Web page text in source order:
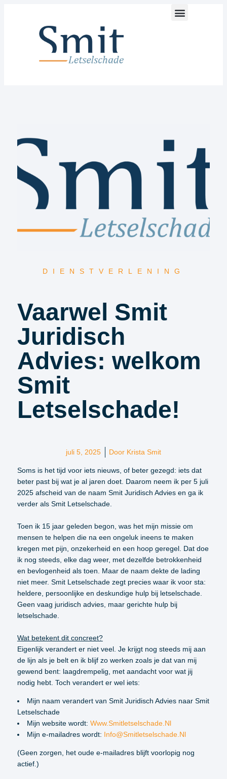
DIENSTVERLENING
Vaarwel Smit
Juridisch
Advies: welkom
Smit
Letselschade!
juli 5, 2025 Door Krista Smit
Soms is het tijd voor iets nieuws, of beter gezegd: iets dat
beter past bij wat je al jaren doet. Daarom neem ik per 5 juli
2025 afscheid van de naam Smit Juridisch Advies en ga ik
verder als Smit Letselschade.
Toen ik 15 jaar geleden begon, was het mijn missie om
mensen te helpen die na een ongeluk ineens te maken
kregen met pijn, onzekerheid en een hoop geregel. Dat doe
ik nog steeds, elke dag weer, met dezelfde betrokkenheid
en bevlogenheid als toen. Maar de naam dekte de lading
niet meer. Smit Letselschade zegt precies waar ik voor sta:
heldere, persoonlijke en deskundige hulp bij letselschade.
Geen vaag juridisch advies, maar gerichte hulp bij
letselschade.
Wat betekent dit concreet?
Eigenlijk verandert er niet veel. Je krijgt nog steeds mij aan
de lijn als je belt en ik blijf zo werken zoals je dat van mij
gewend bent: laagdrempelig, met aandacht voor wat jij
nodig hebt. Toch verandert er wel iets:
Mijn naam verandert van Smit Juridisch Advies naar Smit
Letselschade
Mijn website wordt: Www.smitletselschade.nl
Mijn e-mailadres wordt: Info@smitletselschade.nl
(Geen zorgen, het oude e-mailadres blijft voorlopig nog
actief.)